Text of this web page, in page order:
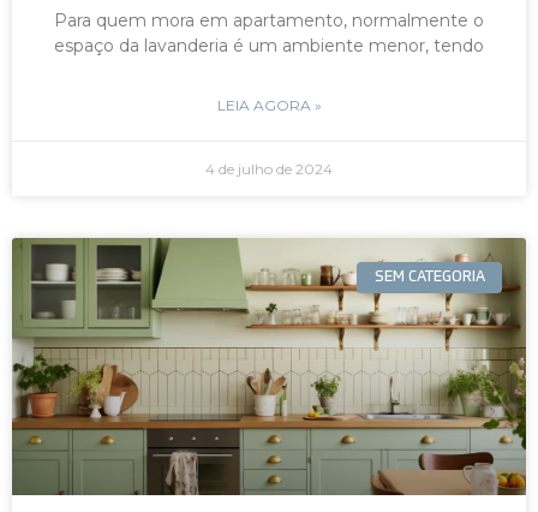
Para quem mora em apartamento, normalmente o
espaço da lavanderia é um ambiente menor, tendo
LEIA AGORA »
4 de julho de 2024
SEM CATEGORIA